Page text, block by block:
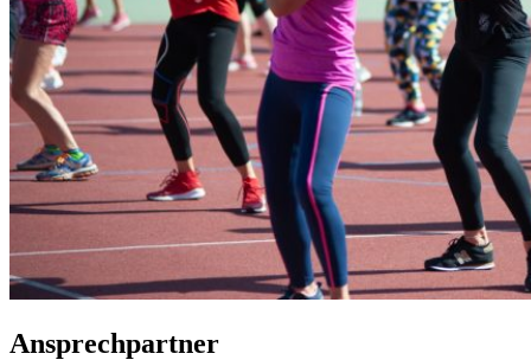
Ansprechpartner